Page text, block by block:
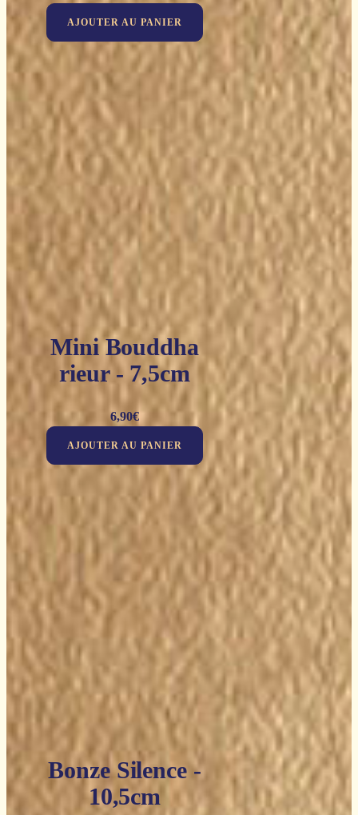
AJOUTER AU PANIER
Mini Bouddha
rieur - 7,5cm
6,90€
AJOUTER AU PANIER
Bonze Silence -
10,5cm